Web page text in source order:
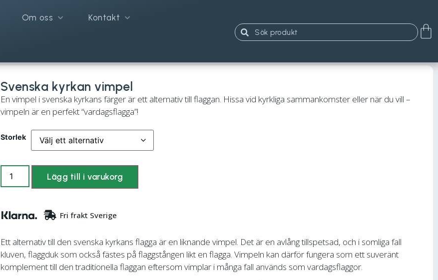
Om oss Kontakt
Svenska kyrkan vimpel
En vimpel i svenska kyrkans färger är ett alternativ till flaggan. Hissa vid kyrkliga sammankomster eller när du vill –
vimpeln är en perfekt “vardagsflagga”!
Storlek
Lägg till i varukorg
Fri frakt Sverige
Ett alternativ till den svenska kyrkans flagga är en liknande vimpel. Det är en avlång tillspetsad, och i somliga fall
kluven, flaggduk som också fästes på flaggstången likt en flagga. Vimpeln kan därför fungera som ett suveränt
komplement till den traditionella flaggan eftersom vimplar i många fall används som vardagsflaggor.